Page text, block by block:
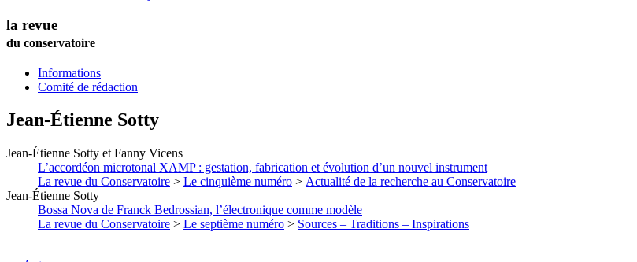
la revue
du conservatoire
Informations
Comité de rédaction
Jean-Étienne Sotty
Jean-Étienne Sotty et Fanny Vicens
L’accordéon microtonal XAMP : gestation, fabrication et évolution d’un nouvel instrument
La revue du Conservatoire > Le cinquième numéro > Actualité de la recherche au Conservatoire
Jean-Étienne Sotty
Bossa Nova de Franck Bedrossian, l’électronique comme modèle
La revue du Conservatoire > Le septième numéro > Sources – Traditions – Inspirations